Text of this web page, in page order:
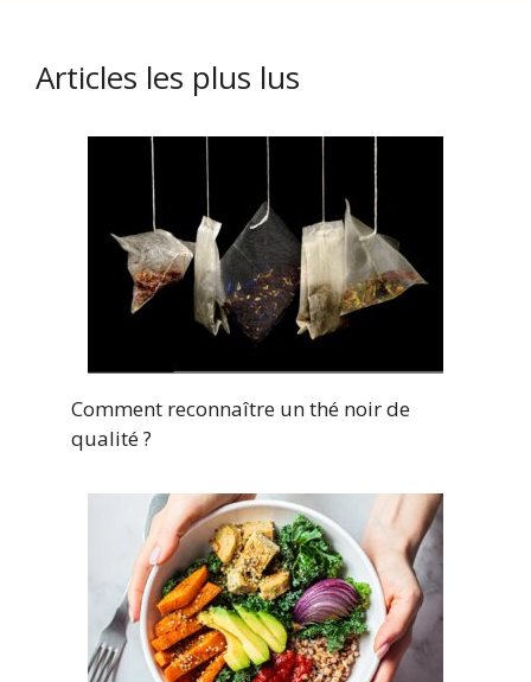
Articles les plus lus
Comment reconnaître un thé noir de
qualité ?